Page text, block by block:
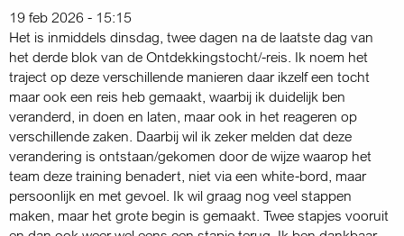
19 feb 2026 - 15:15
Het is inmiddels dinsdag, twee dagen na de laatste dag van
het derde blok van de Ontdekkingstocht/-reis. Ik noem het
traject op deze verschillende manieren daar ikzelf een tocht
maar ook een reis heb gemaakt, waarbij ik duidelijk ben
veranderd, in doen en laten, maar ook in het reageren op
verschillende zaken. Daarbij wil ik zeker melden dat deze
verandering is ontstaan/gekomen door de wijze waarop het
team deze training benadert, niet via een white-bord, maar
persoonlijk en met gevoel. Ik wil graag nog veel stappen
maken, maar het grote begin is gemaakt. Twee stapjes vooruit